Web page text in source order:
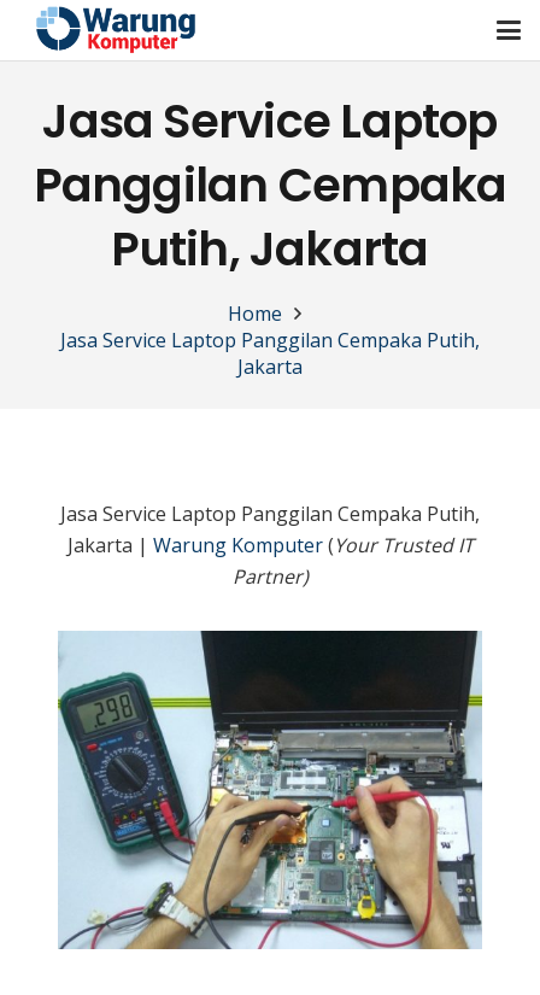
Jasa Service Laptop
Panggilan Cempaka
Putih, Jakarta
Home
Jasa Service Laptop Panggilan Cempaka Putih,
Jakarta
Jasa Service Laptop Panggilan Cempaka Putih,
Jakarta | Warung Komputer(Your Trusted IT
Partner)